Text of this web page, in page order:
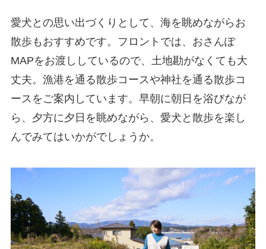
愛犬との思い出づくりとして、海を眺めながらお
散歩もおすすめです。フロントでは、おさんぽ
MAPをお渡ししているので、土地勘がなくても大
丈夫。漁港を通る散歩コースや神社を通る散歩コ
ースをご案内しています。早朝に朝日を浴びなが
ら、夕方に夕日を眺めながら、愛犬と散歩を楽し
んでみてはいかがでしょうか。